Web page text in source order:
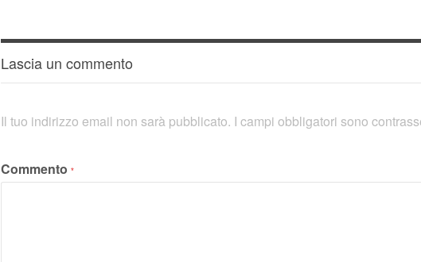
Lascia un commento
Il tuo indirizzo email non sarà pubblicato. I campi obbligatori sono
Commento*